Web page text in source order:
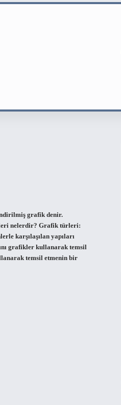
grafik denir.
nelerdir? Grafik türleri:
karşılaşılan yapıları
grafikler kullanarak temsil
temsil etmenin bir